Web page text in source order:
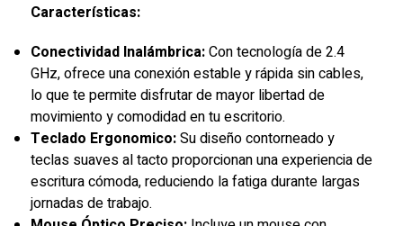
Características:
Conectividad Inalámbrica:Con tecnología de 2.4
GHz, ofrece una conexión estable y rápida sin cables,
lo que te permite disfrutar de mayor libertad de
movimiento y comodidad en tu escritorio.
Teclado Ergonomico:Su diseño contorneado y
teclas suaves al tacto proporcionan una experiencia de
escritura cómoda, reduciendo la fatiga durante largas
jornadas de trabajo.